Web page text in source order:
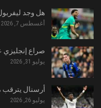
هل وجد
أغسطس 7, 2026
صراع إنجليزي
يوليو 31, 2026
أرسنال
يوليو 26, 2026